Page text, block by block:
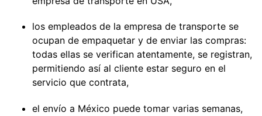
los empleados de la empresa de transporte se
ocupan de empaquetar y de enviar las compras:
todas ellas se verifican atentamente, se registran,
permitiendo así al cliente estar seguro en el
servicio que contrata,
el envío a México puede tomar varias semanas,